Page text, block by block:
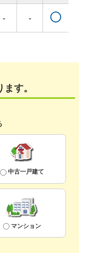
- - ◯
す。
中古一戸建て
マンション